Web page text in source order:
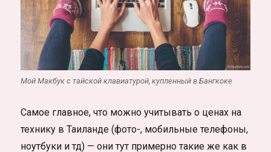
Мой Макбук с тайской клавиатурой, купленный в Бангкоке
Самое главное, что можно учитывать о ценах на
технику в Таиланде (фото-, мобильные телефоны,
ноутбуки и тд) — они тут примерно такие же как в